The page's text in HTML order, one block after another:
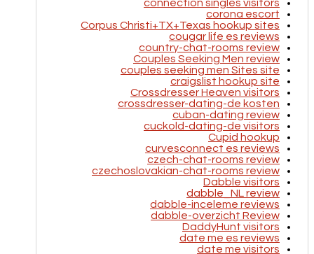
connection singles visitors
corona escort
Corpus Christi+TX+Texas hookup sites
cougar life es reviews
country-chat-rooms review
Couples Seeking Men review
couples seeking men Sites site
craigslist hookup site
Crossdresser Heaven visitors
crossdresser-dating-de kosten
cuban-dating review
cuckold-dating-de visitors
Cupid hookup
curvesconnect es reviews
czech-chat-rooms review
czechoslovakian-chat-rooms review
Dabble visitors
dabble_NL review
dabble-inceleme reviews
dabble-overzicht Review
DaddyHunt visitors
date me es reviews
date me visitors